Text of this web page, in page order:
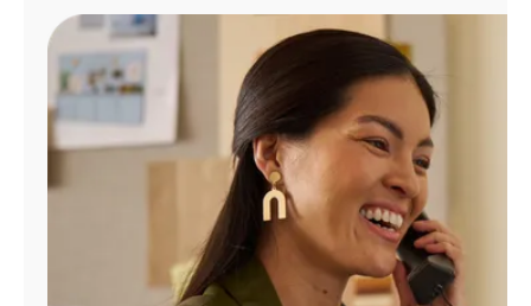
Administrar
cuenta
Encuentra
tienda